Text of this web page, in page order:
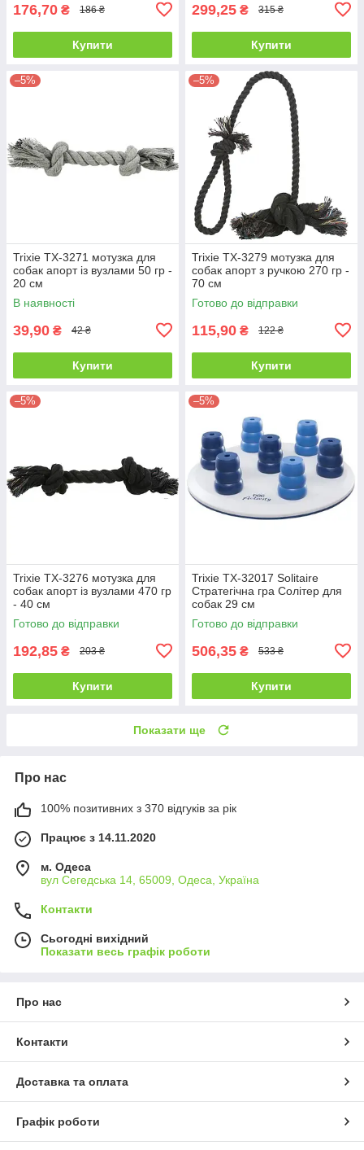
176,70 ₴ 186 ₴
Купити
299,25 ₴ 315 ₴
Купити
–5%
Trixie ТХ-3271 мотузка для
собак апорт із вузлами 50 гр -
20 см
В наявності
39,90 ₴ 42 ₴
Купити
–5%
Trixie ТХ-3279 мотузка для
собак апорт з ручкою 270 гр -
70 см
Готово до відправки
115,90 ₴ 122 ₴
Купити
–5%
Trixie ТХ-3276 мотузка для
собак апорт із вузлами 470 гр
- 40 см
Готово до відправки
192,85 ₴ 203 ₴
Купити
–5%
Trixie TX-32017 Solitaire
Стратегічна гра Солітер для
собак 29 см
Готово до відправки
506,35 ₴ 533 ₴
Купити
Показати ще
Про нас
100% позитивних з 370 відгуків за рік
Працює з 14.11.2020
м. Одеса
вул Сегедська 14, 65009, Одеса, Україна
Контакти
Сьогодні вихідний
Показати весь графік роботи
Про нас
Контакти
Доставка та оплата
Графік роботи